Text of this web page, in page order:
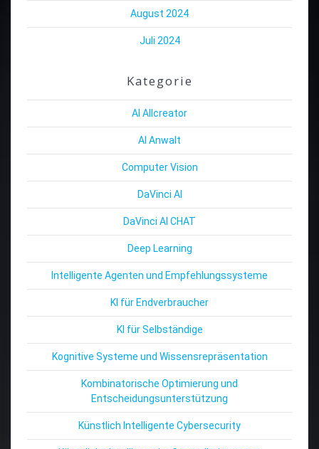
August 2024
Juli 2024
Kategorie
AI Allcreator
AI Anwalt
Computer Vision
DaVinci AI
DaVinci AI CHAT
Deep Learning
Intelligente Agenten und Empfehlungssysteme
KI für Endverbraucher
KI für Selbständige
Kognitive Systeme und Wissensrepräsentation
Kombinatorische Optimierung und
Entscheidungsunterstützung
Künstlich Intelligente Cybersecurity